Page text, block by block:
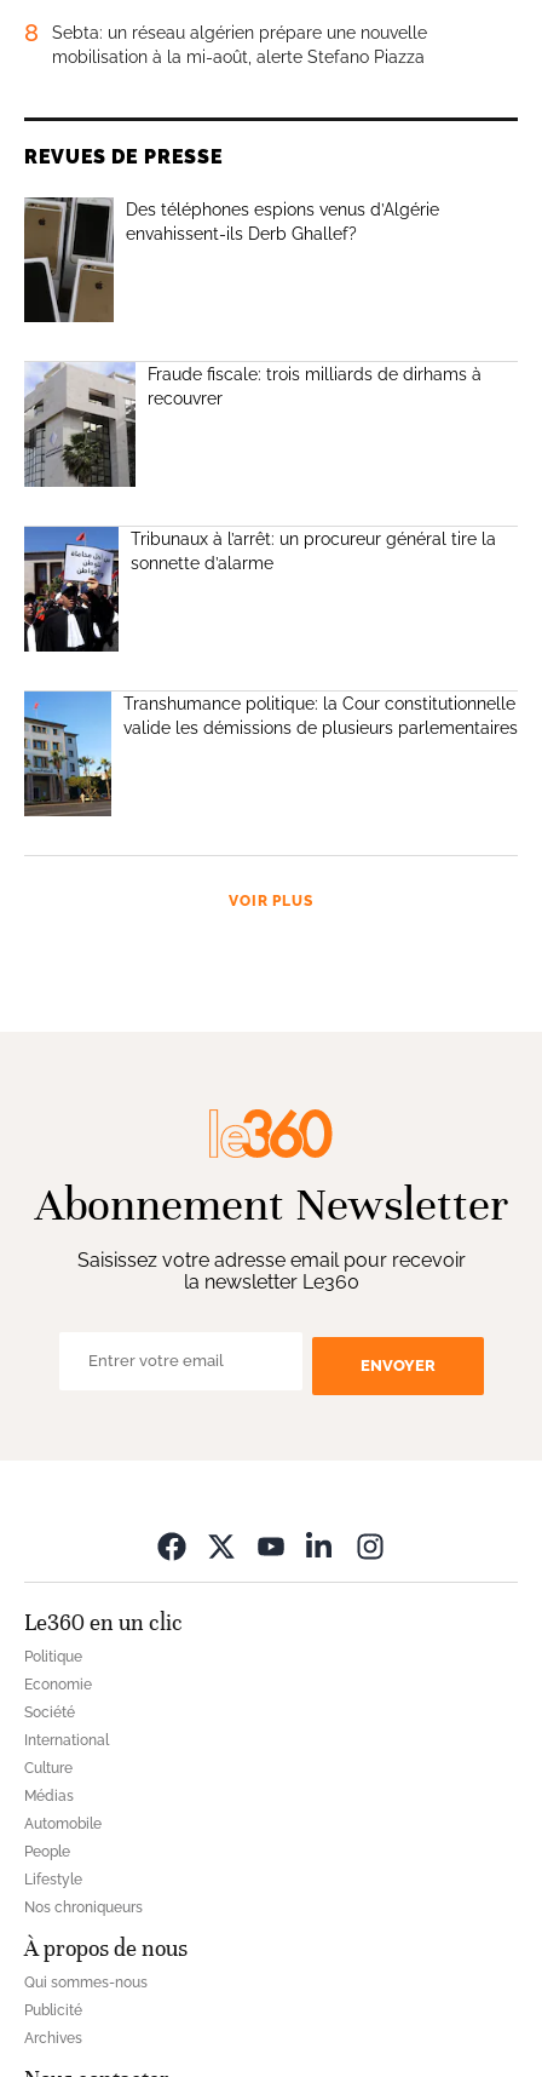
8
Sebta: un réseau algérien prépare une nouvelle
mobilisation à la mi-août, alerte Stefano Piazza
REVUES DE PRESSE
Des téléphones espions venus d’Algérie
envahissent-ils Derb Ghallef?
Fraude fiscale: trois milliards de dirhams à
recouvrer
Tribunaux à l’arrêt: un procureur général tire la
sonnette d’alarme
Transhumance politique: la Cour constitutionnelle
valide les démissions de plusieurs parlementaires
VOIR PLUS
Abonnement Newsletter
Saisissez votre adresse email pour recevoir
la newsletter Le360
ENVOYER
Le360 en un clic
Politique
Economie
Société
International
Culture
Médias
Automobile
People
Lifestyle
Nos chroniqueurs
À propos de nous
Qui sommes-nous
Publicité
Archives